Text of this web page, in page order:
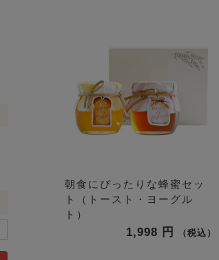
朝食にぴったりな蜂蜜セッ
ト（トースト・ヨーグル
ト）
1,998 税込